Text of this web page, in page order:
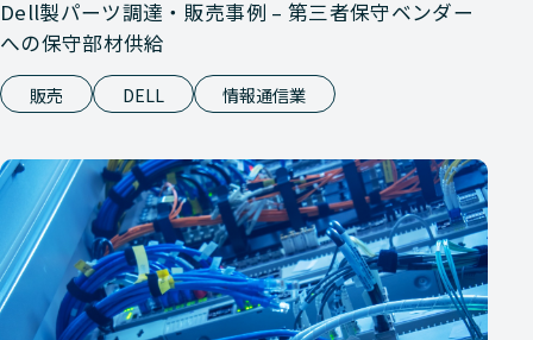
Dell製パーツ調達・販売事例 – 第三者保守ベンダー
への保守部材供給
販売 DELL 情報通信業